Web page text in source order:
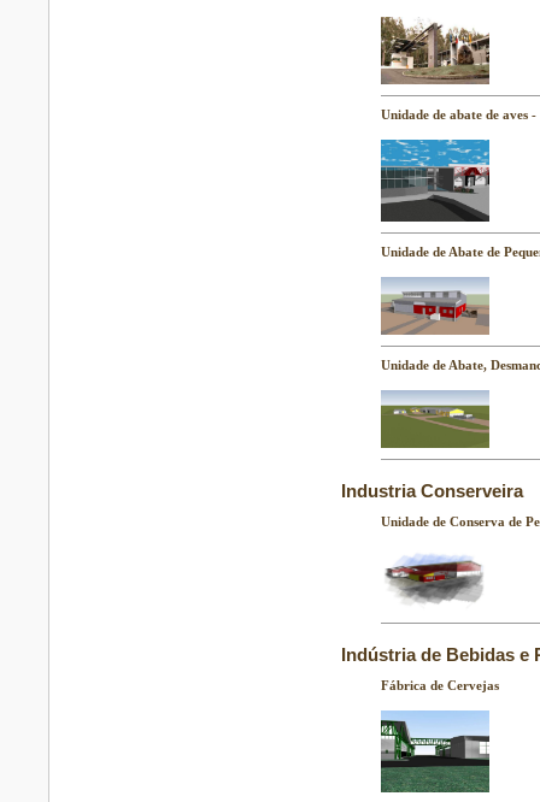
Unidade de abate de aves
Unidade de Abate de
Unidade de Abate,
Industria Conserveira
Unidade de Conserva de
Indústria de Bebidas e
Fábrica de Cervejas